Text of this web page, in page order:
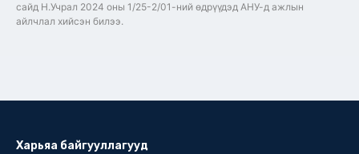
сайд Н.Учрал 2024 оны 1/25-2/01-ний өдрүүдэд АНУ-д ажлын
айлчлал хийсэн билээ.
Харьяа байгууллагууд